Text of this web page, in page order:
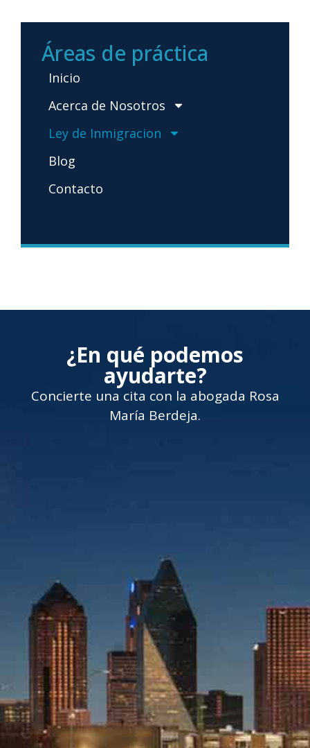
Áreas de práctica
Inicio
Acerca de Nosotros
Ley de Inmigracion
Blog
Contacto
¿En qué podemos
ayudarte?
Concierte una cita con la abogada Rosa
María Berdeja.